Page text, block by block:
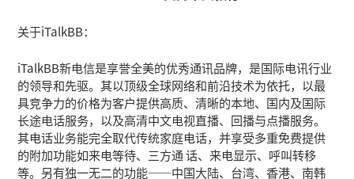
关于iTalkBB：
iTalkBB新电信是享誉全美的优秀通讯品牌，是国际电讯行业
的领导和先驱。其以顶级全球网络和前沿技术为依托，以最
具竞争力的价格为客户提供高质、清晰的本地、国内及国际
长途电话服务，以及高清中文电视直播、回播与点播服务。
其电话业务能完全取代传统家庭电话，并享受多重免费提供
的附加功能如来电等待、三方通 话、来电显示、呼叫转移
等。另有独一无二的功能——中国大陆、台湾、香港、南韩